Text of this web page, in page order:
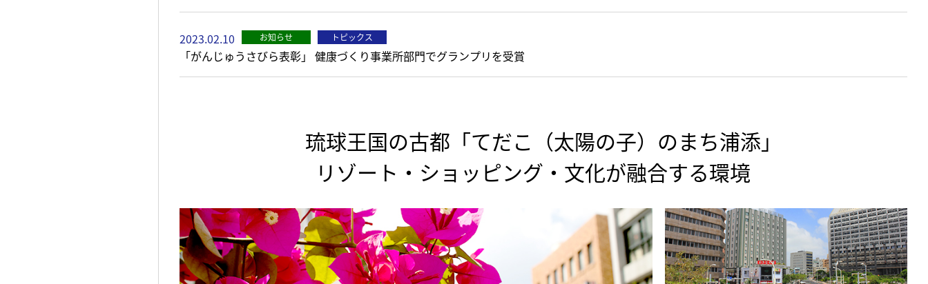
2023.02.10 お知らせ トピックス
「がんじゅうさびら表彰」 健康づくり事業所部門でグランプリを受賞
琉球王国の古都「てだこ（太陽の子）のまち浦添」
リゾート・ショッピング・文化が融合する環境